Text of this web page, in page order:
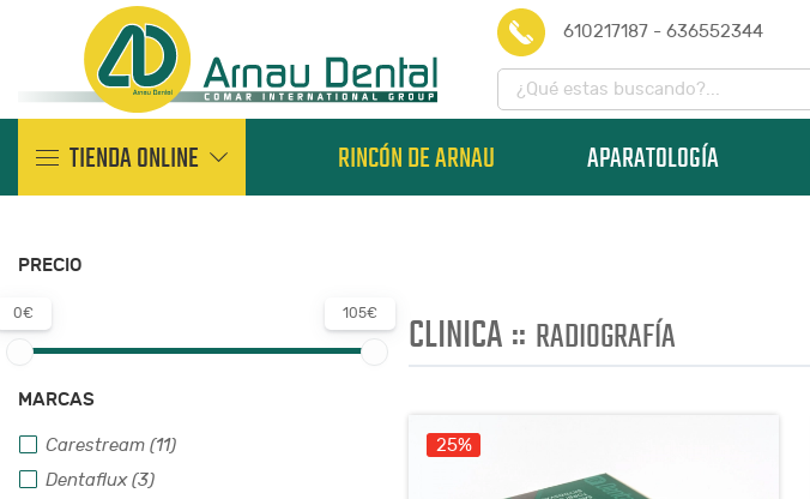
610217187 - 636552344
TIENDA ONLINE RINCÓN DE ARNAU APARATOLOGÍA
PRECIO
0€ 105€
MARCAS
Carestream (11)
Dentaflux (3)
CLINICA :: RADIOGRAFÍA
25%